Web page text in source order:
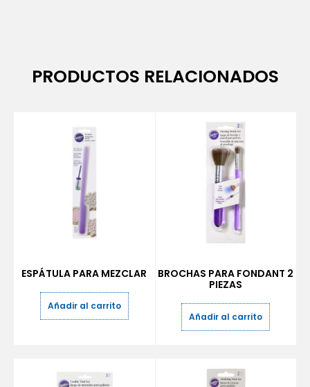
PRODUCTOS RELACIONADOS
ESPÁTULA PARA MEZCLAR
Añadir al carrito
BROCHAS PARA FONDANT 2
PIEZAS
Añadir al carrito